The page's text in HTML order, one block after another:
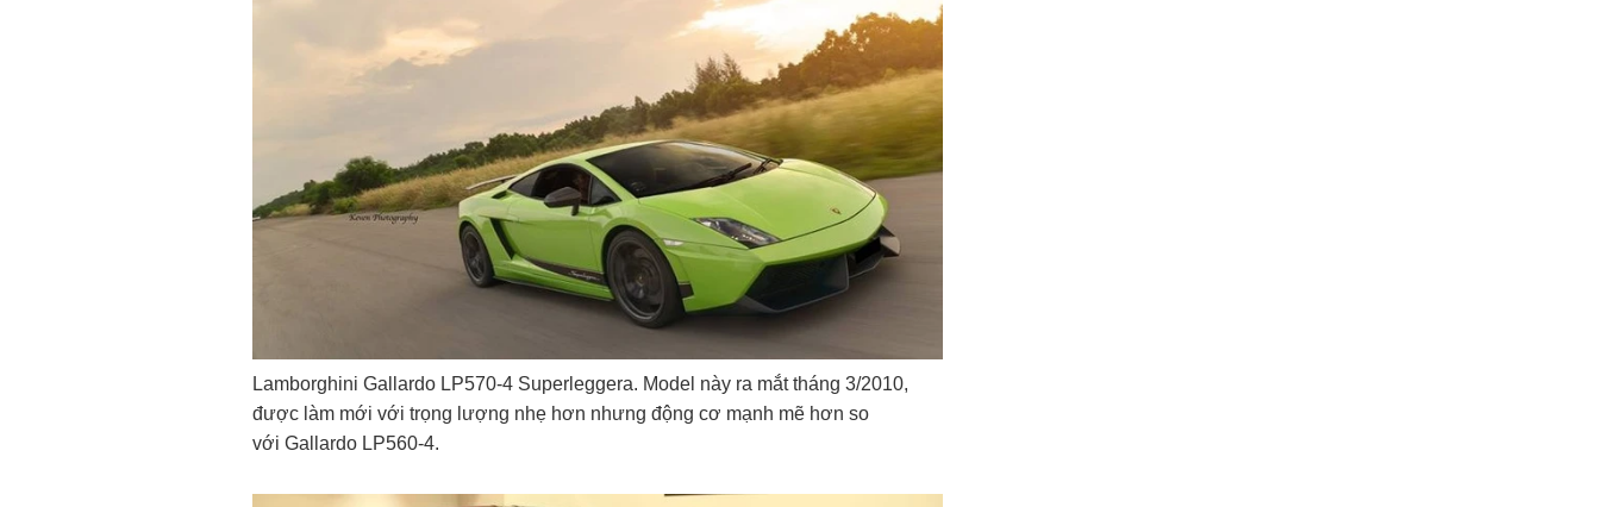
Lamborghini Gallardo LP570-4 Superleggera. Model này ra mắt tháng 3/2010,
được làm mới với trọng lượng nhẹ hơn nhưng động cơ mạnh mẽ hơn so
với Gallardo LP560-4.